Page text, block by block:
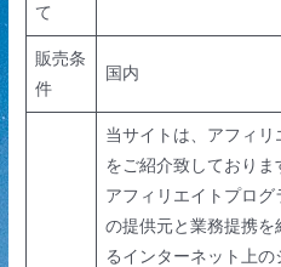
て
販売条
件
国内
当サイトは、アフィ
をご紹介致しておりま
アフィリエイトプロ
の提供元と業務提携
るインターネット上の